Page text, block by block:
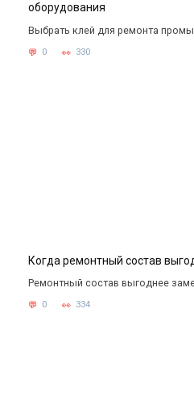
оборудования
Выбрать клей для ремонта
0 330
Когда ремонтный состав
Ремонтный состав выгоднее
0 334